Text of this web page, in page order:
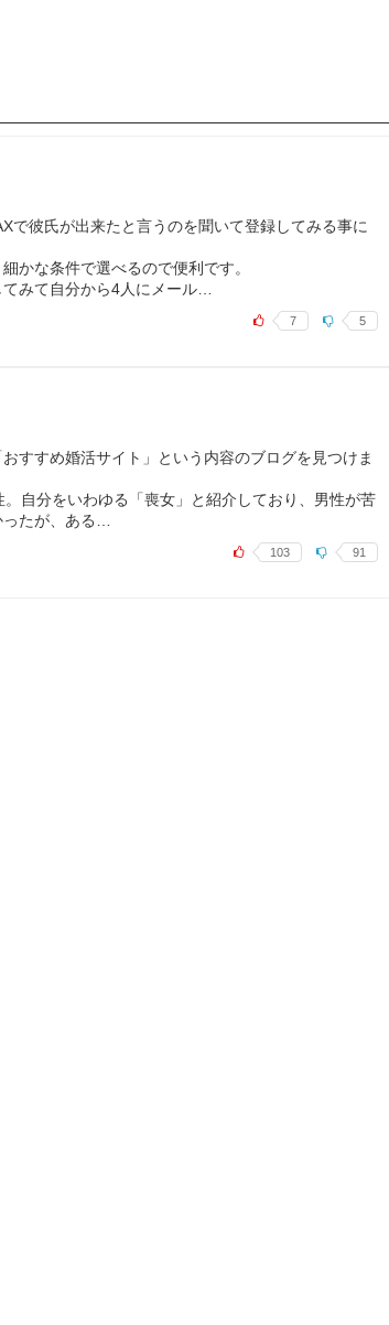
で彼氏が出来たと言うのを聞いて登録してみる事に
かな条件で選べるので便利です。
みて自分から4人にメール…
7 5
すすめ婚活サイト」という内容のブログを見つけま
自分をいわゆる「喪女」と紹介しており、男性が苦
たが、ある…
103 91